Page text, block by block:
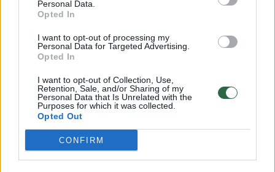
Personal Data.
Opted In
I want to opt-out of processing my
Personal Data for Targeted Advertising.
Opted In
I want to opt-out of Collection, Use,
Retention, Sale, and/or Sharing of my
Personal Data that Is Unrelated with the
Purposes for which it was collected.
Opted Out
CONFIRM
„Education for Nature Vietnam“ (ENV), kuri
išsaugojimui, teigė, kad 2023 metų
pabaigoje Vietname nelaisvėje iš viso gyveno
385 tigrai.
Apie 310 jų laikoma 16-oje privačių ūkių ir
zoologijos sodų, o likusieji – valstybinėse
įstaigose.